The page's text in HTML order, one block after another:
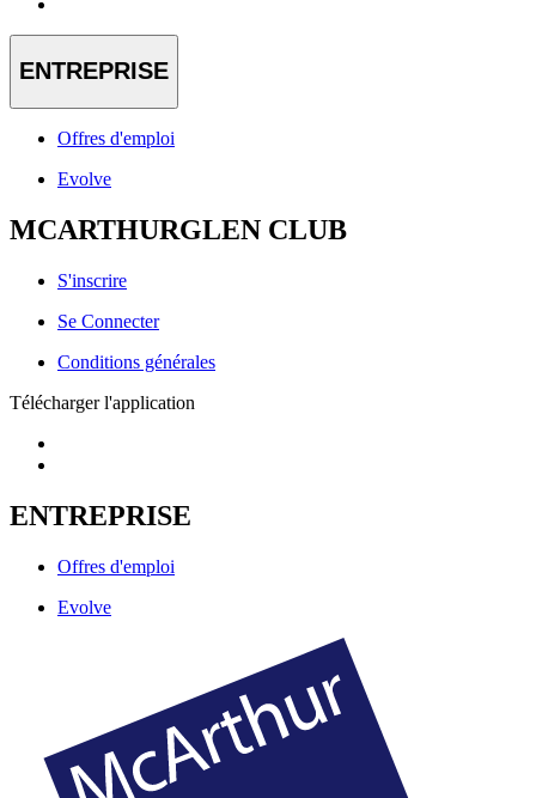
ENTREPRISE
Offres d'emploi
Evolve
MCARTHURGLEN CLUB
S'inscrire
Se Connecter
Conditions générales
Télécharger l'application
ENTREPRISE
Offres d'emploi
Evolve